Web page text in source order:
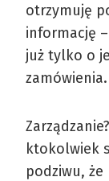
otrzymuję
informację
już tylko o
zamówienia.
ktokolwiek
podziwu,